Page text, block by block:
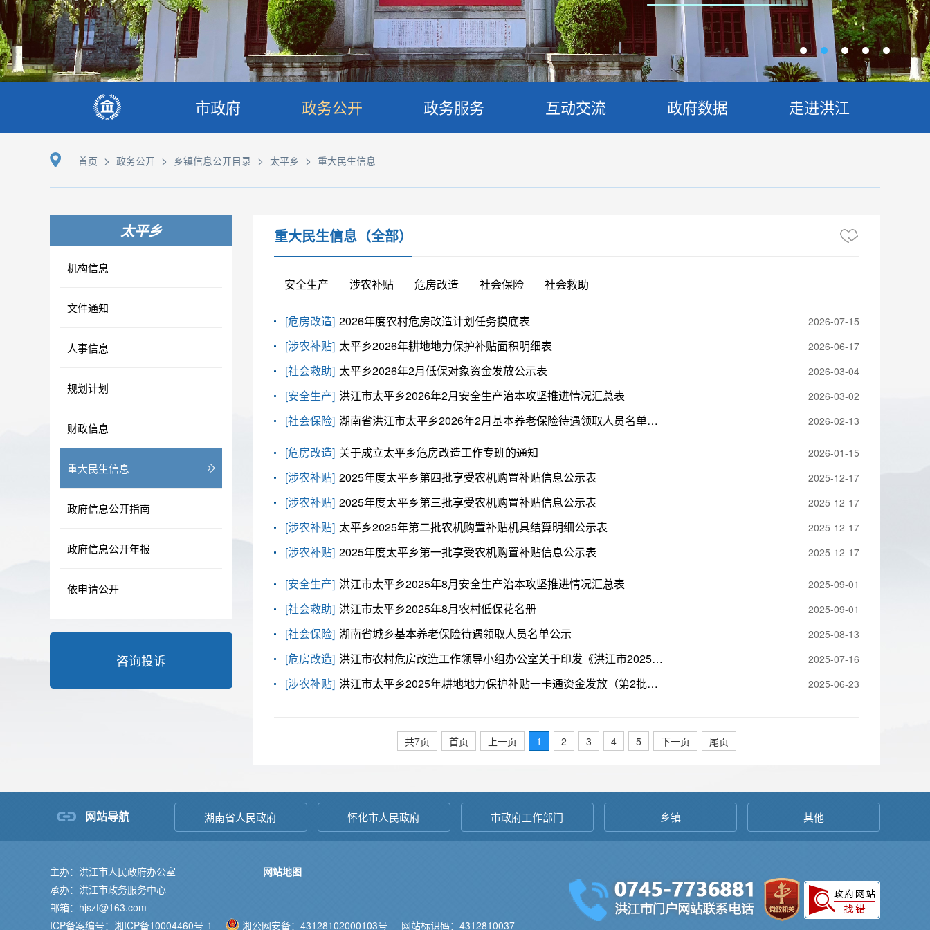
市政府 政务公开 政务服务 互动交流 政府数据 走进洪江
首页 > 政务公开 > 乡镇信息公开目录 > 太平乡 > 重大民生信息
太平乡
机构信息
文件通知
人事信息
规划计划
财政信息
重大民生信息
政府信息公开指南
政府信息公开年报
依申请公开
咨询投诉
重大民生信息（全部）
安全生产 涉农补贴 危房改造 社会保险 社会救助
[危房改造] 2026年度农村危房改造计划任务摸底表 2026-07-15
[涉农补贴] 太平乡2026年耕地地力保护补贴面积明细表 2026-06-17
[社会救助] 太平乡2026年2月低保对象资金发放公示表 2026-03-04
[安全生产] 洪江市太平乡2026年2月安全生产治本攻坚推进情况汇总表 2026-03-02
[社会保险] 湖南省洪江市太平乡2026年2月基本养老保险待遇领取人员名单公示 2026-02-13
[危房改造] 关于成立太平乡危房改造工作专班的通知 2026-01-15
[涉农补贴] 2025年度太平乡第四批享受农机购置补贴信息公示表 2025-12-17
[涉农补贴] 2025年度太平乡第三批享受农机购置补贴信息公示表 2025-12-17
[涉农补贴] 太平乡2025年第二批农机购置补贴机具结算明细公示表 2025-12-17
[涉农补贴] 2025年度太平乡第一批享受农机购置补贴信息公示表 2025-12-17
[安全生产] 洪江市太平乡2025年8月安全生产治本攻坚推进情况汇总表 2025-09-01
[社会救助] 洪江市太平乡2025年8月农村低保花名册 2025-09-01
[社会保险] 湖南省城乡基本养老保险待遇领取人员名单公示 2025-08-13
[危房改造] 洪江市农村危房改造工作领导小组办公室关于印发《洪江市2025年农村危房改造工作实施方案》的通知 2025-07-16
[涉农补贴] 洪江市太平乡2025年耕地地力保护补贴一卡通资金发放（第2批次）公示名单 2025-06-23
共7页 首页 上一页 1 2 3 4 5 下一页 尾页
网站导航 湖南省人民政府 怀化市人民政府 市政府工作部门 乡镇 其他
主办：洪江市人民政府办公室
承办：洪江市政务服务中心
邮箱：hjszf@163.com
ICP备案编号：湘ICP备10004460号-1
湘公网安备：43128102000103号 网站标识码：4312810037
网站地图